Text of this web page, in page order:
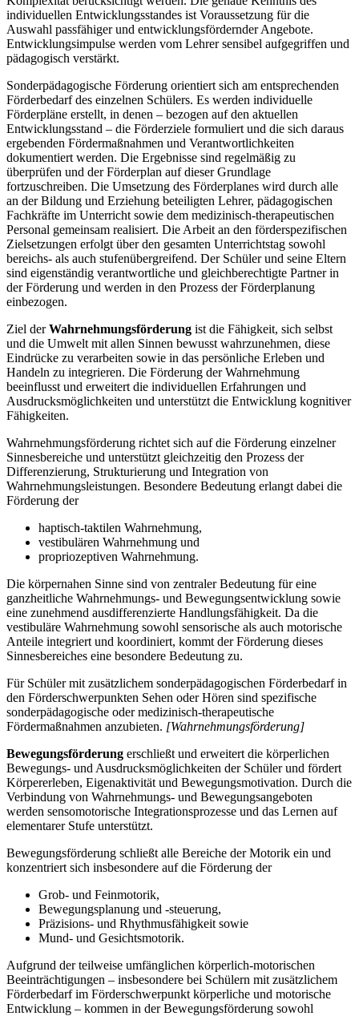
individuellen Entwicklungsstandes ist Voraussetzung für die
Auswahl passfähiger und entwicklungsfördernder Angebote.
Entwicklungsimpulse werden vom Lehrer sensibel aufgegriffen und
pädagogisch verstärkt.
Sonderpädagogische Förderung orientiert sich am entsprechenden
Förderbedarf des einzelnen Schülers. Es werden individuelle
Förderpläne erstellt, in denen – bezogen auf den aktuellen
Entwicklungsstand – die Förderziele formuliert und die sich daraus
ergebenden Fördermaßnahmen und Verantwortlichkeiten
dokumentiert werden. Die Ergebnisse sind regelmäßig zu
überprüfen und der Förderplan auf dieser Grundlage
fortzuschreiben. Die Umsetzung des Förderplanes wird durch alle
an der Bildung und Erziehung beteiligten Lehrer, pädagogischen
Fachkräfte im Unterricht sowie dem medizinisch-therapeutischen
Personal gemeinsam realisiert. Die Arbeit an den förderspezifischen
Zielsetzungen erfolgt über den gesamten Unterrichtstag sowohl
bereichs- als auch stufenübergreifend. Der Schüler und seine Eltern
sind eigenständig verantwortliche und gleichberechtigte Partner in
der Förderung und werden in den Prozess der Förderplanung
einbezogen.
Ziel derWahrnehmungsförderung ist die Fähigkeit, sich selbst
und die Umwelt mit allen Sinnen bewusst wahrzunehmen, diese
Eindrücke zu verarbeiten sowie in das persönliche Erleben und
Handeln zu integrieren. Die Förderung der Wahrnehmung
beeinflusst und erweitert die individuellen Erfahrungen und
Ausdrucksmöglichkeiten und unterstützt die Entwicklung kognitiver
Fähigkeiten.
Wahrnehmungsförderung richtet sich auf die Förderung einzelner
Sinnesbereiche und unterstützt gleichzeitig den Prozess der
Differenzierung, Strukturierung und Integration von
Wahrnehmungsleistungen. Besondere Bedeutung erlangt dabei die
Förderung der
haptisch-taktilen Wahrnehmung,
vestibulären Wahrnehmung und
propriozeptiven Wahrnehmung.
Die körpernahen Sinne sind von zentraler Bedeutung für eine
ganzheitliche Wahrnehmungs- und Bewegungsentwicklung sowie
eine zunehmend ausdifferenzierte Handlungsfähigkeit. Da die
vestibuläre Wahrnehmung sowohl sensorische als auch motorische
Anteile integriert und koordiniert, kommt der Förderung dieses
Sinnesbereiches eine besondere Bedeutung zu.
Für Schüler mit zusätzlichem sonderpädagogischen Förderbedarf in
den Förderschwerpunkten Sehen oder Hören sind spezifische
sonderpädagogische oder medizinisch-therapeutische
Fördermaßnahmen anzubieten. [Wahrnehmungsförderung]
Bewegungsförderung erschließt und erweitert die körperlichen
Bewegungs- und Ausdrucksmöglichkeiten der Schüler und fördert
Körpererleben, Eigenaktivität und Bewegungsmotivation. Durch die
Verbindung von Wahrnehmungs- und Bewegungsangeboten
werden sensomotorische Integrationsprozesse und das Lernen auf
elementarer Stufe unterstützt.
Bewegungsförderung schließt alle Bereiche der Motorik ein und
konzentriert sich insbesondere auf die Förderung der
Grob- und Feinmotorik,
Bewegungsplanung und -steuerung,
Präzisions- und Rhythmusfähigkeit sowie
Mund- und Gesichtsmotorik.
Aufgrund der teilweise umfänglichen körperlich-motorischen
Beeinträchtigungen – insbesondere bei Schülern mit zusätzlichem
Förderbedarf im Förderschwerpunkt körperliche und motorische
Entwicklung – kommen in der Bewegungsförderung sowohl